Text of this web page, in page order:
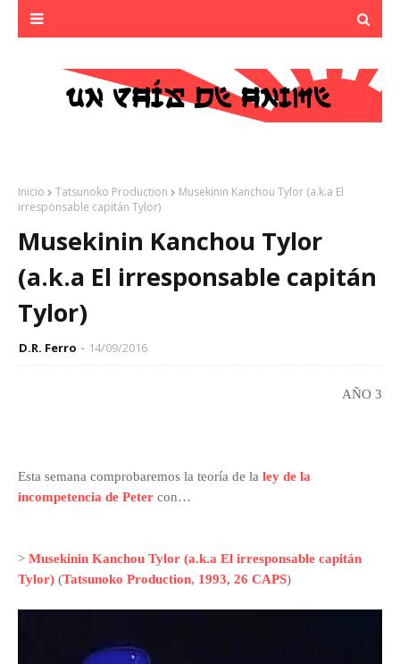
Inicio Tatsunoko Production
Musekinin Kanchou Tylor (a.k.a El
irresponsable capitán Tylor)
Musekinin Kanchou Tylor
(a.k.a El irresponsable capitán
Tylor)
D.R. Ferro 14/09/2016
AÑO 3
Esta semana comprobaremos la teoría de la ley de la
incompetencia de Peter con…
> Musekinin Kanchou Tylor (a.k.a El irresponsable capitán
Tylor) (Tatsunoko Production, 1993, 26 CAPS)